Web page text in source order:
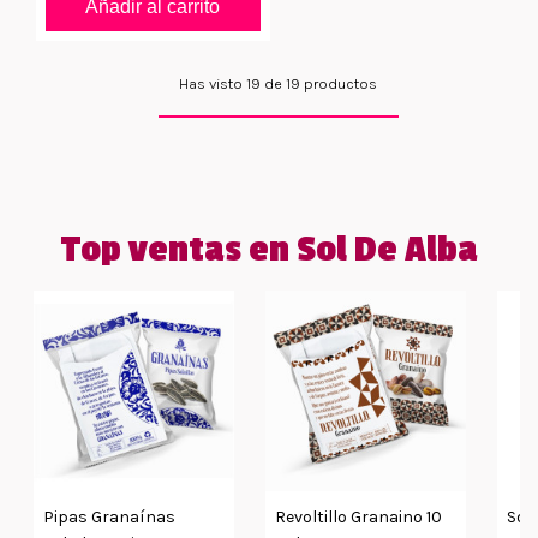
Añadir al carrito
Has visto 19 de 19 productos
Top ventas en Sol De Alba
Pipas Granaínas
Revoltillo Granaino 10